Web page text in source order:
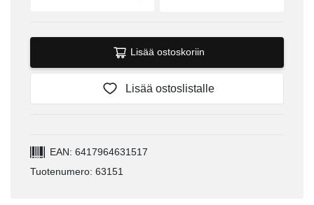
Lisää ostoskoriin
Lisää ostoslistalle
EAN: 6417964631517
Tuotenumero: 63151